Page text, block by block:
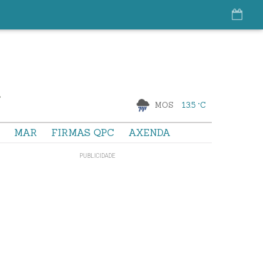
MOS 13.5 °C
MAR FIRMAS QPC AXENDA